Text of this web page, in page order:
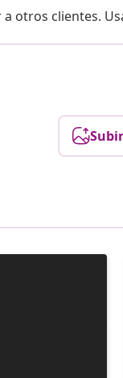
otros clientes.